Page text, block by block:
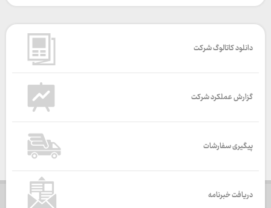
دانلود کاتالوگ شرکت
گزارش عملکرد شرکت
پیگیری سفارشات
دریافت خبرنامه